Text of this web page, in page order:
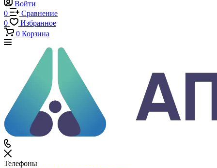
Каталог
По всему сайту
По каталогу
0
Сравнение
0
Избранное
0 Корзина